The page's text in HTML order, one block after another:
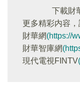
下載財
更多精彩内容，
財華網(https://
財華智庫網
現代電視FINTV